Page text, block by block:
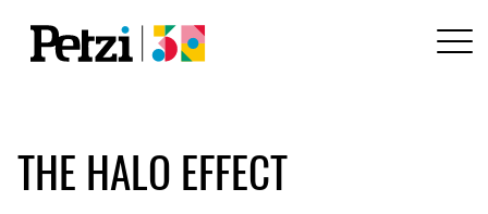
THE HALO EFFECT